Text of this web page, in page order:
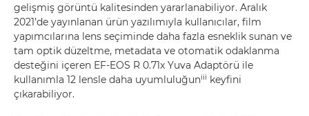
gelişmiş görüntü kalitesinden yararlanabiliyor. Aralık
2021’de yayınlanan ürün yazılımıyla kullanıcılar, film
yapımcılarına lens seçiminde daha fazla esneklik sunan ve
tam optik düzeltme, metadata ve otomatik odaklanma
desteğini içeren EF-EOS R 0.71x Yuva Adaptörü ile
kullanımla 12 lensle daha uyumluluğuniii keyfini
çıkarabiliyor.